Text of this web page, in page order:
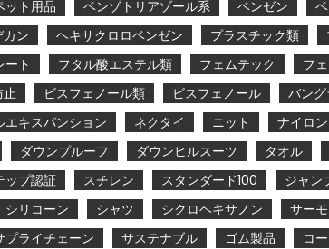
ット用品 ベンゾトリアゾール系 ベンゼン
ン
ヘキサクロロベンゼン プラスチック類
ート フタル酸エステル類 フェムテック
フ
止
ビスフェノール類 ビスフェノール バン
エキスパンション ネクタイ ニット ナイロン
ダウンプルーフ ダウンヒルスーツ タオル
ップ認証 スチレン スタンダード100 ジャン
シリコーン シャツ シクロヘキサノン
サー
プライチェーン サステナブル ゴム製品 コ